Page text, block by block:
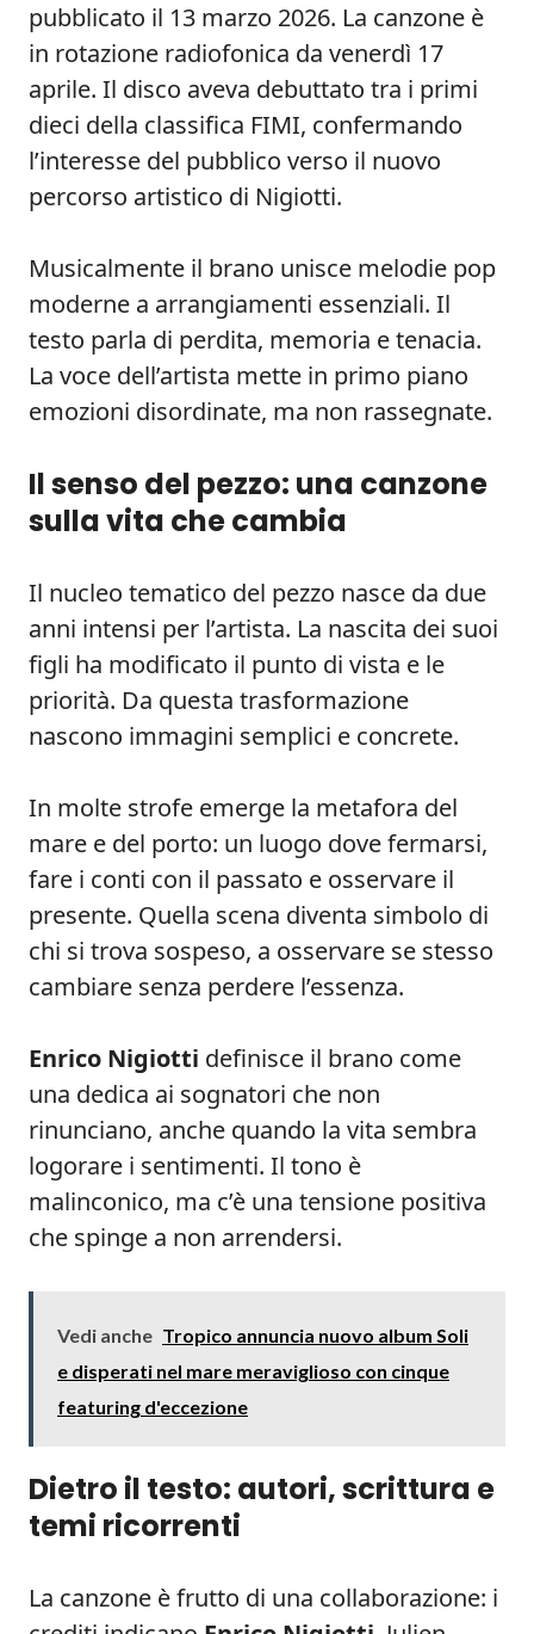
pubblicato il 13 marzo 2026. La canzone è
in rotazione radiofonica da venerdì 17
aprile. Il disco aveva debuttato tra i primi
dieci della classifica FIMI, confermando
l’interesse del pubblico verso il nuovo
percorso artistico di Nigiotti.
Musicalmente il brano unisce melodie pop
moderne a arrangiamenti essenziali. Il
testo parla di perdita, memoria e tenacia.
La voce dell’artista mette in primo piano
emozioni disordinate, ma non rassegnate.
Il senso del pezzo: una canzone
sulla vita che cambia
Il nucleo tematico del pezzo nasce da due
anni intensi per l’artista. La nascita dei suoi
figli ha modificato il punto di vista e le
priorità. Da questa trasformazione
nascono immagini semplici e concrete.
In molte strofe emerge la metafora del
mare e del porto: un luogo dove fermarsi,
fare i conti con il passato e osservare il
presente. Quella scena diventa simbolo di
chi si trova sospeso, a osservare se stesso
cambiare senza perdere l’essenza.
Enrico Nigiotti definisce il brano come
una dedica ai sognatori che non
rinunciano, anche quando la vita sembra
logorare i sentimenti. Il tono è
malinconico, ma c’è una tensione positiva
che spinge a non arrendersi.
Vedi anche Tropico annuncia nuovo album Soli
e disperati nel mare meraviglioso con cinque
featuring d'eccezione
Dietro il testo: autori, scrittura e
temi ricorrenti
La canzone è frutto di una collaborazione: i